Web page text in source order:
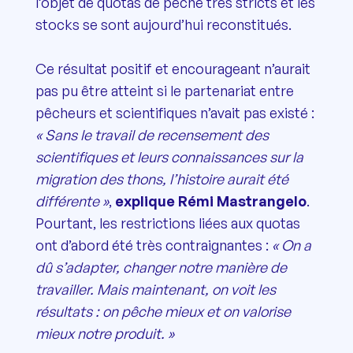
stocks se sont aujourd’hui reconstitués.
Ce résultat positif et encourageant n’aurait
pas pu être atteint si le partenariat entre
pêcheurs et scientifiques n’avait pas existé :
« Sans le travail de recensement des
scientifiques et leurs connaissances sur la
migration des thons, l’histoire aurait été
différente », explique Rémi Mastrangelo.
Pourtant, les restrictions liées aux quotas
ont d’abord été très contraignantes : « On a
dû s’adapter, changer notre manière de
travailler. Mais maintenant, on voit les
résultats : on pêche mieux et on valorise
mieux notre produit. »